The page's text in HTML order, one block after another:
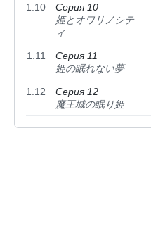
1.10
Серия 10
姫とオワリノシテ
ィ
1.11
Серия 11
姫の眠れない夢
1.12
Серия 12
魔王城の眠り姫